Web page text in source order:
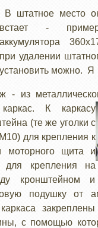
В штатное место
встает -
аккумулятора
при удалении
установить можно. Я
- из
К каркасу
(те же уголки с
для крепления к
моторного щита и
для крепления на
кронштейном
подушку от
с помощью